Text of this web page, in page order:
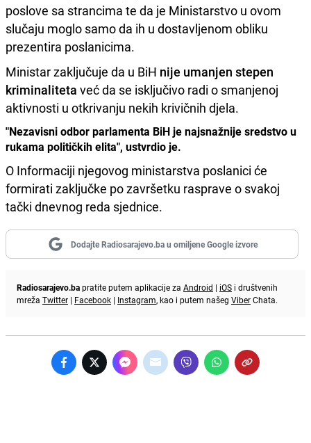
poslove sa strancima te da je Ministarstvo u ovom
slučaju moglo samo da ih u dostavljenom obliku
prezentira poslanicima.
Ministar zaključuje da u BiH nije umanjen stepen
kriminaliteta već da se isključivo radi o smanjenoj
aktivnosti u otkrivanju nekih krivičnih djela.
"Nezavisni odbor parlamenta BiH je najsnažnije sredstvo u
rukama političkih elita", ustvrdio je.
O Informaciji njegovog ministarstva poslanici će
formirati zaključke po završetku rasprave o svakoj
tački dnevnog reda sjednice.
Dodajte Radiosarajevo.ba u omiljene Google izvore
Radiosarajevo.bapratite putem aplikacije za Android | iOS i društvenih
mreža Twitter | Facebook | Instagram, kao i putem našeg ViberChata.